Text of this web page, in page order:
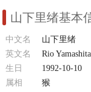
山下里绪基本
中文名 山下里绪
英文名
Rio Yamashita
生日
1992-10-10
属相
猴